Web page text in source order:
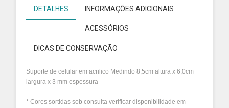
DETALHES INFORMAÇÕES ADICIONAIS
ACESSÓRIOS
DICAS DE CONSERVAÇÃO
Suporte de celular em acrilico Medindo 8,5cm altura x 6,0cm
largura x 3 mm espessura
* Cores sortidas sob consulta verificar disponibilidade em